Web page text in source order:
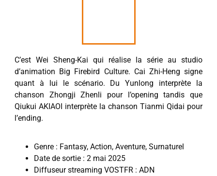
C’est Wei Sheng-Kai qui réalise la série au studio
d’animation Big Firebird Culture. Cai Zhi-Heng signe
quant à lui le scénario. Du Yunlong interprète la
chanson Zhongji Zhenli pour l’opening tandis que
Qiukui AKIAOI interprète la chanson Tianmi Qidai pour
l’ending.
Genre : Fantasy, Action, Aventure, Surnaturel
Date de sortie : 2 mai 2025
Diffuseur streaming VOSTFR : ADN